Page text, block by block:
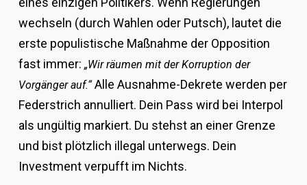
wechseln (durch Wahlen oder Putsch), lautet die
erste populistische Maßnahme der Opposition
fast immer: „Wir räumen mit der Korruption der
Vorgänger auf.“Alle Ausnahme-Dekrete werden per
Federstrich annulliert. Dein Pass wird bei Interpol
als ungültig markiert. Du stehst an einer Grenze
und bist plötzlich illegal unterwegs. Dein
Investment verpufft im Nichts.